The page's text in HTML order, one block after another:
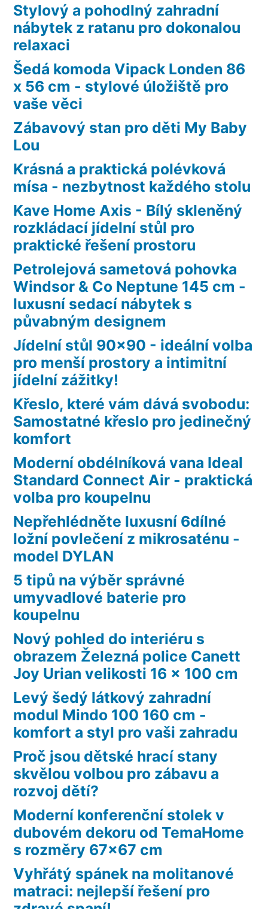
Stylový a pohodlný zahradní
nábytek z ratanu pro dokonalou
relaxaci
Šedá komoda Vipack Londen 86
x 56 cm - stylové úložiště pro
vaše věci
Zábavový stan pro děti My Baby
Lou
Krásná a praktická polévková
mísa - nezbytnost každého stolu
Kave Home Axis - Bílý skleněný
rozkládací jídelní stůl pro
praktické řešení prostoru
Petrolejová sametová pohovka
Windsor & Co Neptune 145 cm -
luxusní sedací nábytek s
půvabným designem
Jídelní stůl 90×90 - ideální volba
pro menší prostory a intimitní
jídelní zážitky!
Křeslo, které vám dává svobodu:
Samostatné křeslo pro jedinečný
komfort
Moderní obdélníková vana Ideal
Standard Connect Air - praktická
volba pro koupelnu
Nepřehlédněte luxusní 6dílné
ložní povlečení z mikrosaténu -
model DYLAN
5 tipů na výběr správné
umyvadlové baterie pro
koupelnu
Nový pohled do interiéru s
obrazem Železná police Canett
Joy Urian velikosti 16 x 100 cm
Levý šedý látkový zahradní
modul Mindo 100 160 cm -
komfort a styl pro vaši zahradu
Proč jsou dětské hrací stany
skvělou volbou pro zábavu a
rozvoj dětí?
Moderní konferenční stolek v
dubovém dekoru od TemaHome
s rozměry 67×67 cm
Vyhřátý spánek na molitanové
matraci: nejlepší řešení pro